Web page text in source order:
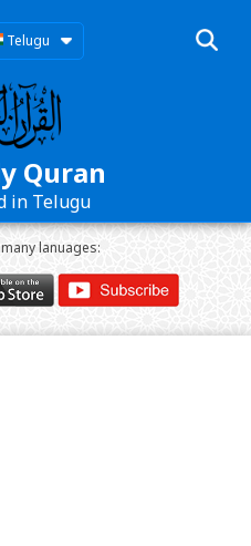
Telugu
Quran
in Telugu
lanuages: